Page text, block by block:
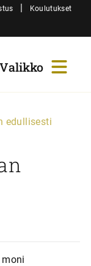
| Koulutukset
edullisesti